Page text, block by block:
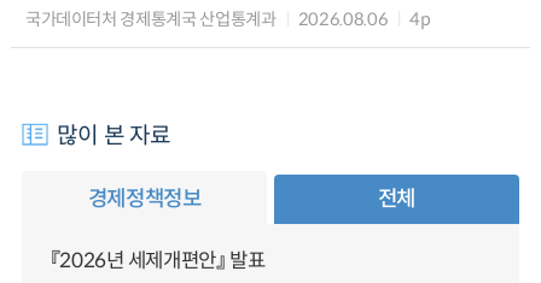
국가데이터처 경제통계국 산업통계과 2026.08.06 4p
많이 본 자료
경제정책정보 전체
『2026년 세제개편안』 발표